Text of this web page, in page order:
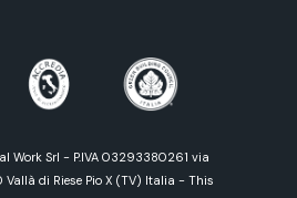
Work Srl - P.IVA 03293380261 via
Vallà di Riese Pio X (TV) Italia - This